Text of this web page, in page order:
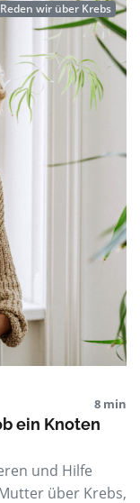
Reden wir über Krebs
8 min
ein Knoten
und Hilfe
über Krebs,